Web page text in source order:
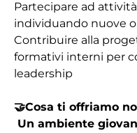
Partecipare ad
individuando nuove
Contribuire alla
formativi interni per
leadership
🤝Cosa ti offriamo
Un ambiente